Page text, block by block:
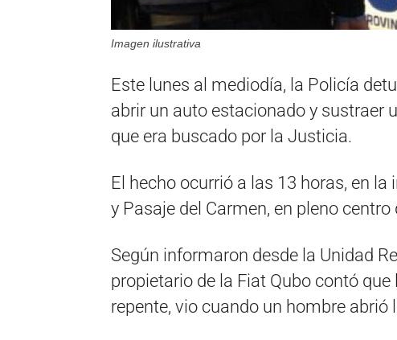
Imagen ilustrativa
Este lunes al mediodía, la Policía
abrir un auto estacionado y sustraer
que era buscado por la Justicia.
El hecho ocurrió a las 13 horas, en
y Pasaje del Carmen, en pleno centro
Según informaron desde la Unidad
propietario de la Fiat Qubo contó
repente, vio cuando un hombre